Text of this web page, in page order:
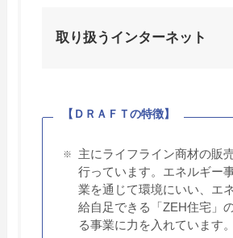
取り扱うインターネット
【ＤＲＡＦＴの特徴】
主にライフライン商材の販
行っています。エネルギー
業を通じて環境にいい、エ
給自足できる「ZEH住宅」
る事業に力を入れています。